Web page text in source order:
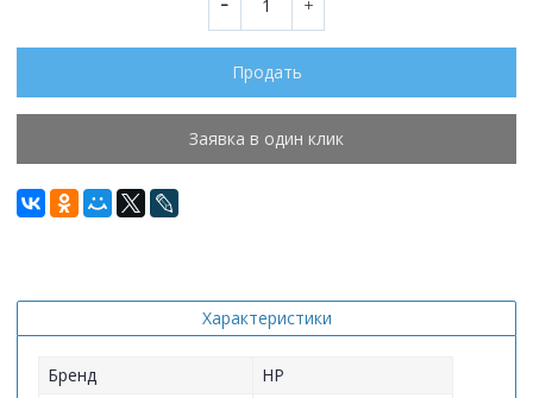
Продать
Заявка в один клик
Характеристики
Бренд HP